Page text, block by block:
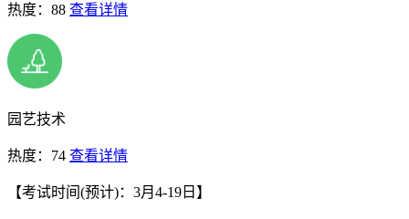
热度：88 查看详情
园艺技术
热度：74 查看详情
【考试时间(预计)：3月4-19日】